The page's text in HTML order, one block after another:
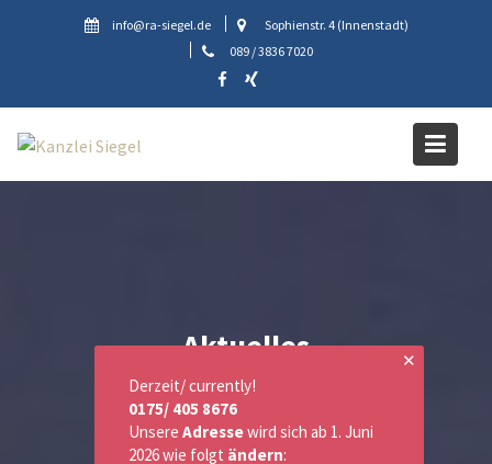
info@ra-siegel.de
Sophienstr. 4 (Innenstadt)
089 / 3836 7020
Aktuelles
✕
Derzeit/ currently!
0175/ 405 8676
Unsere Adressewird sich ab 1. Juni
2026 wie folgt ändern: